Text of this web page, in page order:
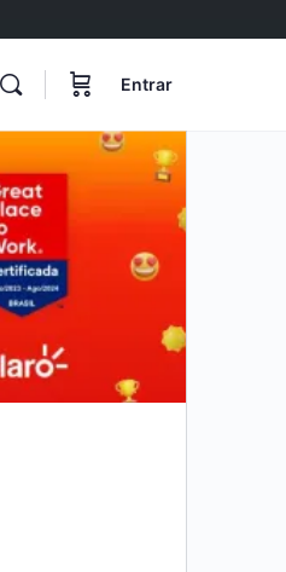
Entrar